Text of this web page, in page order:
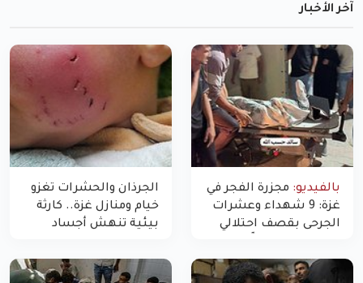
آخر الأخبار
بالفيديو: مجزرة الفجر في
غزة: 9 شهداء وعشرات
الجرحى بقصف احتلالي
الجرذان والحشرات تغزو
خيام ومنازل غزة.. كارثة
بيئية تنهش أجساد